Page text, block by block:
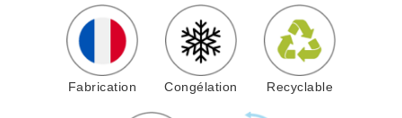
Fabrication Congélation Recyclable